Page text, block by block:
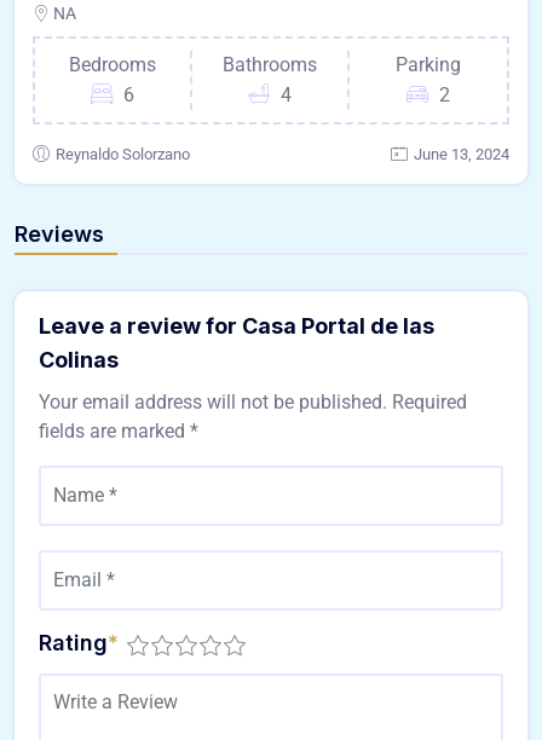
NA
Bedrooms
6
Bathrooms
4
Parking
2
Reynaldo Solorzano June 13, 2024
Reviews
Leave a review for Casa Portal de las
Colinas
Your email address will not be published. Required
fields are marked *
Rating*